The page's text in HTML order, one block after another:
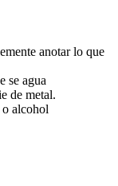
anotar lo que
se agua
de metal.
alcohol